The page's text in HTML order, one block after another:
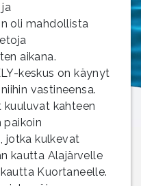
oli mahdollista
aikana.
keskus on käynyt
vastineensa.
kuuluvat kahteen
paikoin
jotka kulkevat
kautta Alajärvelle
Kuortaneelle.